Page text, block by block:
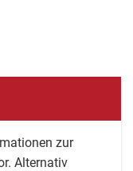
zur
Alternativ